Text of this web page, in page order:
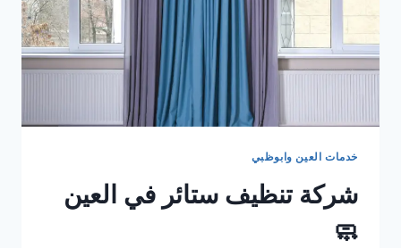
خدمات العين وابوظبي
شركة تنظيف ستائر في العين
🧼